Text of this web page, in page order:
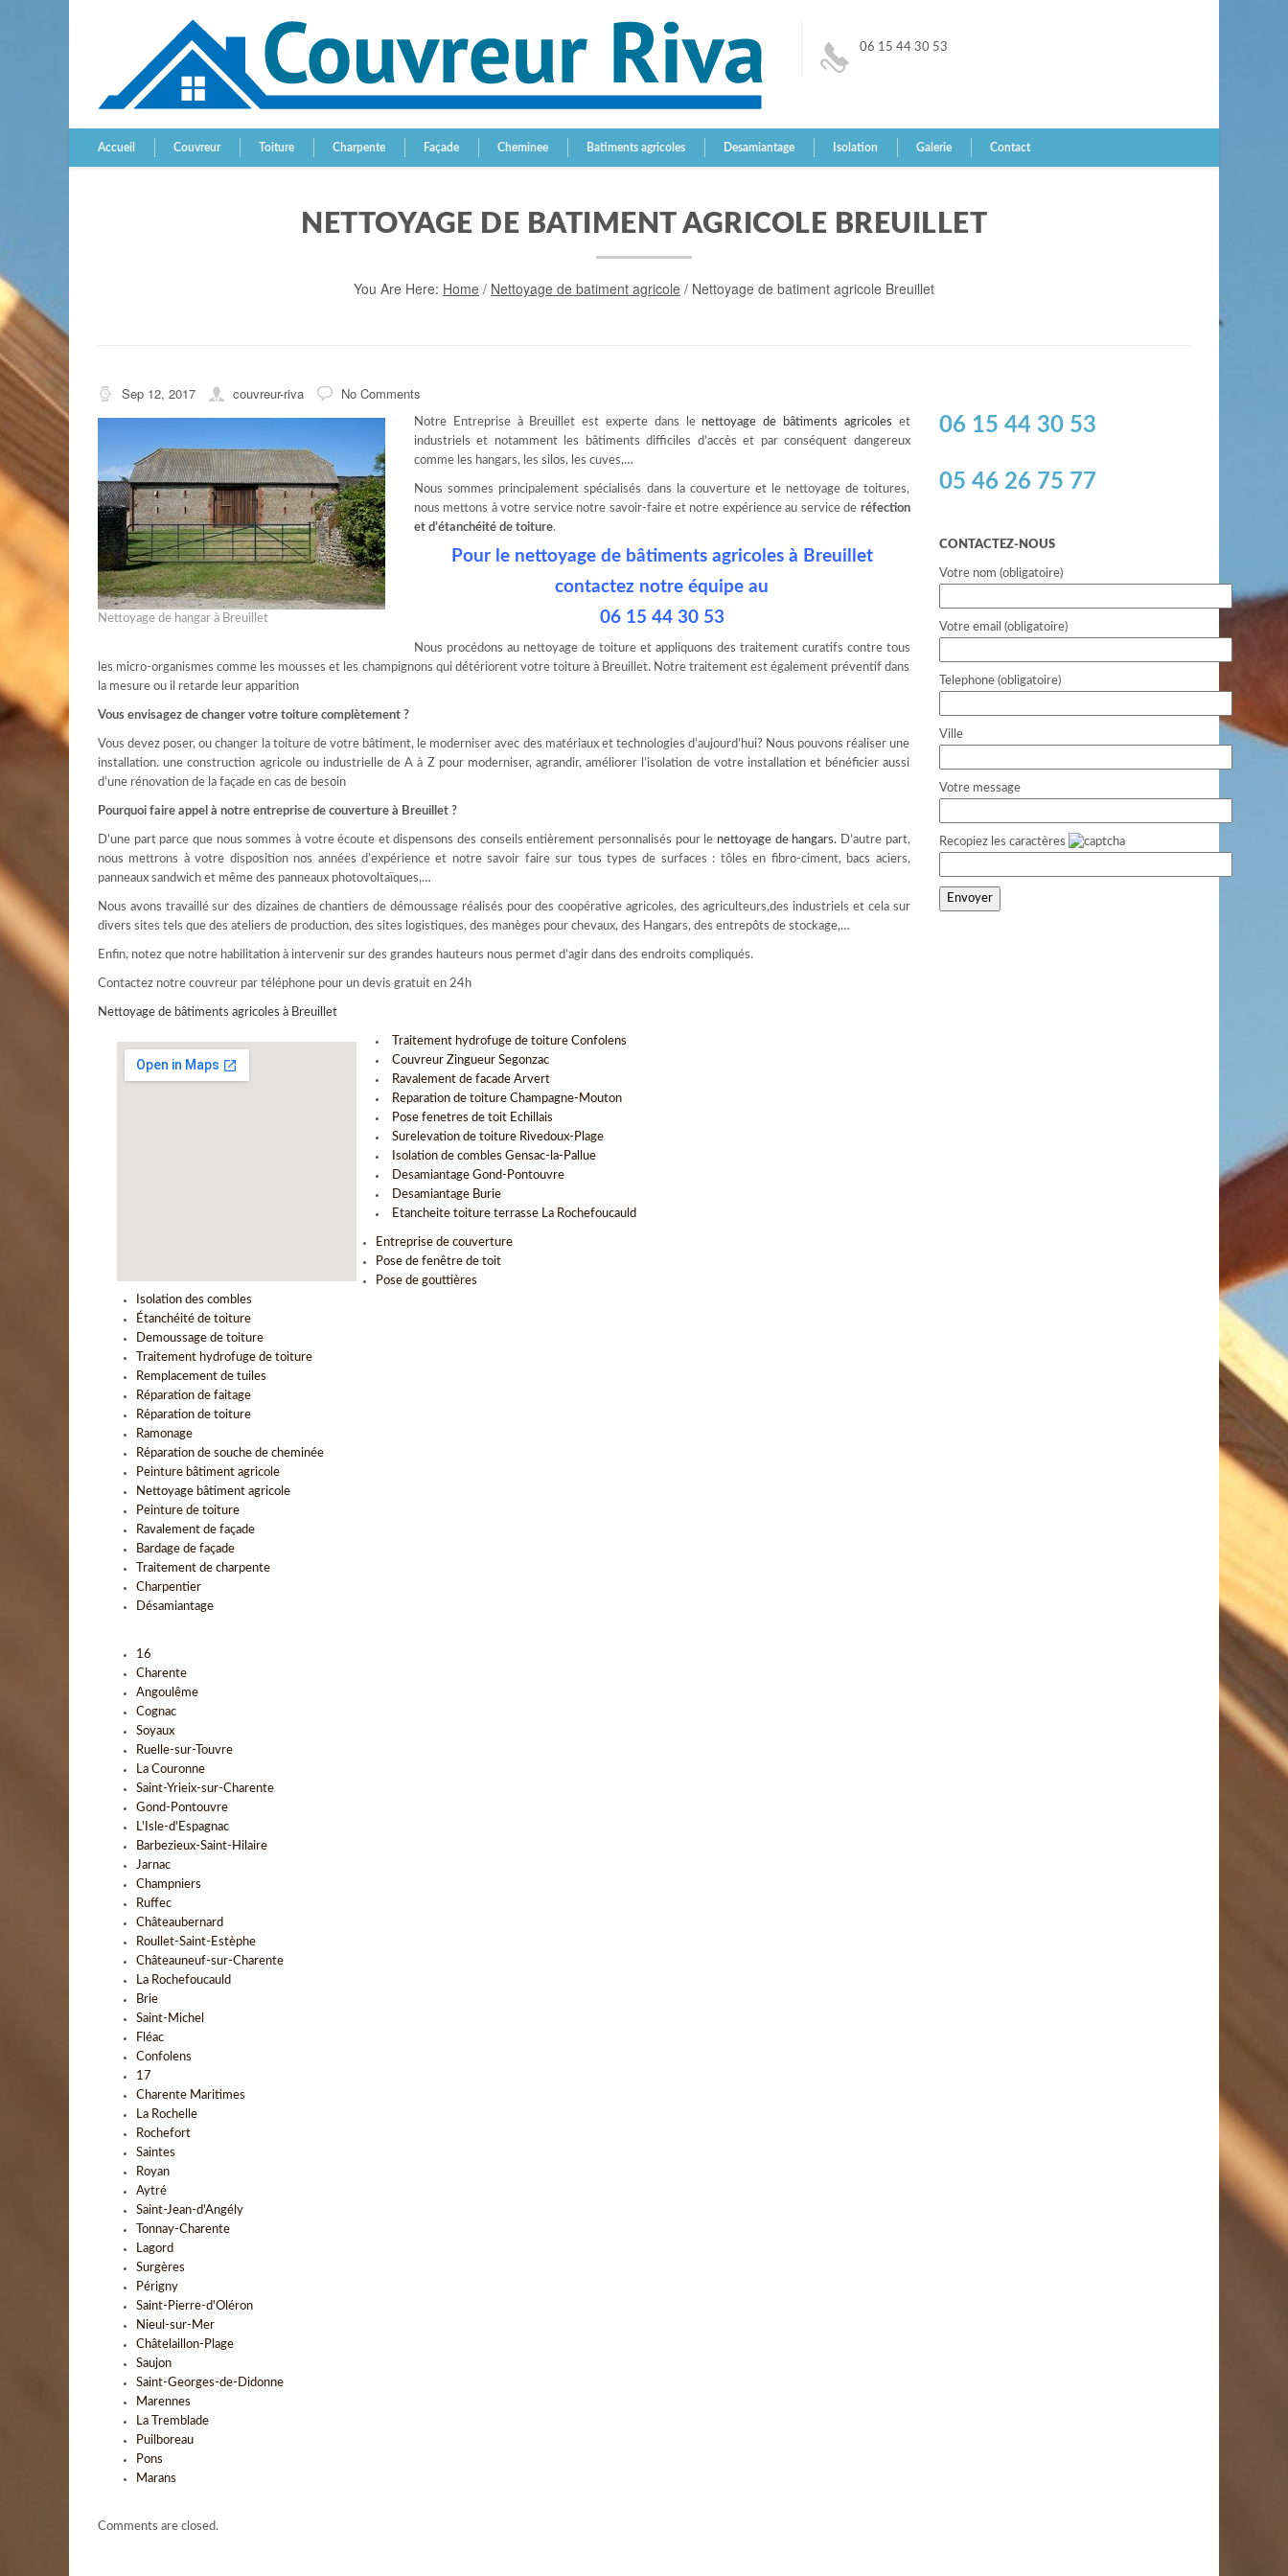
06 15 44 30 53
Accueil Couvreur Toiture Charpente Façade Cheminee Batiments agricoles Desamiantage Isolation Galerie Contact
NETTOYAGE DE BATIMENT AGRICOLE BREUILLET
You Are Here: Home / Nettoyage de batiment agricole / Nettoyage de batiment agricole Breuillet
Sep 12, 2017 couvreur-riva No Comments
Nettoyage de hangar à Breuillet
Notre Entreprise à Breuillet est experte dans le nettoyage de bâtiments agricoles et
industriels et notamment les bâtiments difficiles d’accès et par conséquent dangereux
comme les hangars, les silos, les cuves,…
Nous sommes principalement spécialisés dans la couverture et le nettoyage de toitures,
nous mettons à votre service notre savoir-faire et notre expérience au service de réfection
et d’étanchéité de toiture.
Pour le nettoyage de bâtiments agricoles à Breuillet
contactez notre équipe au
06 15 44 30 53
Nous procédons au nettoyage de toiture et appliquons des traitement curatifs contre tous
les micro-organismes comme les mousses et les champignons qui détériorent votre toiture à Breuillet. Notre traitement est également préventif dans
la mesure ou il retarde leur apparition
Vous envisagez de changer votre toiture complètement ?
Vous devez poser, ou changer la toiture de votre bâtiment, le moderniser avec des matériaux et technologies d’aujourd’hui? Nous pouvons réaliser une
installation. une construction agricole ou industrielle de A à Z pour moderniser, agrandir, améliorer l’isolation de votre installation et bénéficier aussi
d’une rénovation de la façade en cas de besoin
Pourquoi faire appel à notre entreprise de couverture à Breuillet ?
D’une part parce que nous sommes à votre écoute et dispensons des conseils entièrement personnalisés pour le nettoyage de hangars. D’autre part,
nous mettrons à votre disposition nos années d’expérience et notre savoir faire sur tous types de surfaces : tôles en fibro-ciment, bacs aciers,
panneaux sandwich et même des panneaux photovoltaïques,…
Nous avons travaillé sur des dizaines de chantiers de démoussage réalisés pour des coopérative agricoles, des agriculteurs,des industriels et cela sur
divers sites tels que des ateliers de production, des sites logistiques, des manèges pour chevaux, des Hangars, des entrepôts de stockage,…
Enfin, notez que notre habilitation à intervenir sur des grandes hauteurs nous permet d’agir dans des endroits compliqués.
Contactez notre couvreur par téléphone pour un devis gratuit en 24h
Nettoyage de bâtiments agricoles à Breuillet
Traitement hydrofuge de toiture Confolens
Couvreur Zingueur Segonzac
Ravalement de facade Arvert
Reparation de toiture Champagne-Mouton
Pose fenetres de toit Echillais
Surelevation de toiture Rivedoux-Plage
Isolation de combles Gensac-la-Pallue
Desamiantage Gond-Pontouvre
Desamiantage Burie
Etancheite toiture terrasse La Rochefoucauld
Entreprise de couverture
Pose de fenêtre de toit
Pose de gouttières
Isolation des combles
Étanchéité de toiture
Demoussage de toiture
Traitement hydrofuge de toiture
Remplacement de tuiles
Réparation de faitage
Réparation de toiture
Ramonage
Réparation de souche de cheminée
Peinture bâtiment agricole
Nettoyage bâtiment agricole
Peinture de toiture
Ravalement de façade
Bardage de façade
Traitement de charpente
Charpentier
Désamiantage
16
Charente
Angoulême
Cognac
Soyaux
Ruelle-sur-Touvre
La Couronne
Saint-Yrieix-sur-Charente
Gond-Pontouvre
L'Isle-d'Espagnac
Barbezieux-Saint-Hilaire
Jarnac
Champniers
Ruffec
Châteaubernard
Roullet-Saint-Estèphe
Châteauneuf-sur-Charente
La Rochefoucauld
Brie
Saint-Michel
Fléac
Confolens
17
Charente Maritimes
La Rochelle
Rochefort
Saintes
Royan
Aytré
Saint-Jean-d'Angély
Tonnay-Charente
Lagord
Surgères
Périgny
Saint-Pierre-d'Oléron
Nieul-sur-Mer
Châtelaillon-Plage
Saujon
Saint-Georges-de-Didonne
Marennes
La Tremblade
Puilboreau
Pons
Marans
Comments are closed.
06 15 44 30 53
05 46 26 75 77
CONTACTEZ-NOUS
Votre nom (obligatoire)
Votre email (obligatoire)
Telephone (obligatoire)
Ville
Votre message
Recopiez les caractères